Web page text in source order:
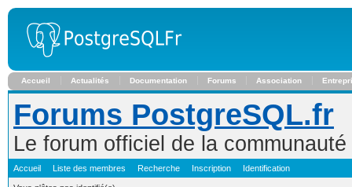
Accueil Actualités Documentation Forums Association
Forums PostgreSQL.fr
Le forum officiel de la
Accueil Liste des membres Recherche Inscription Identification